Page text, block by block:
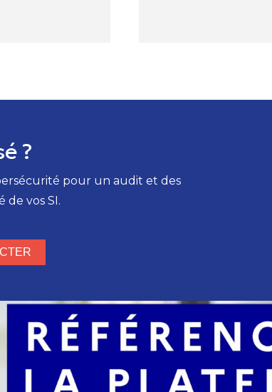
?
pour un audit et des
de vos SI.